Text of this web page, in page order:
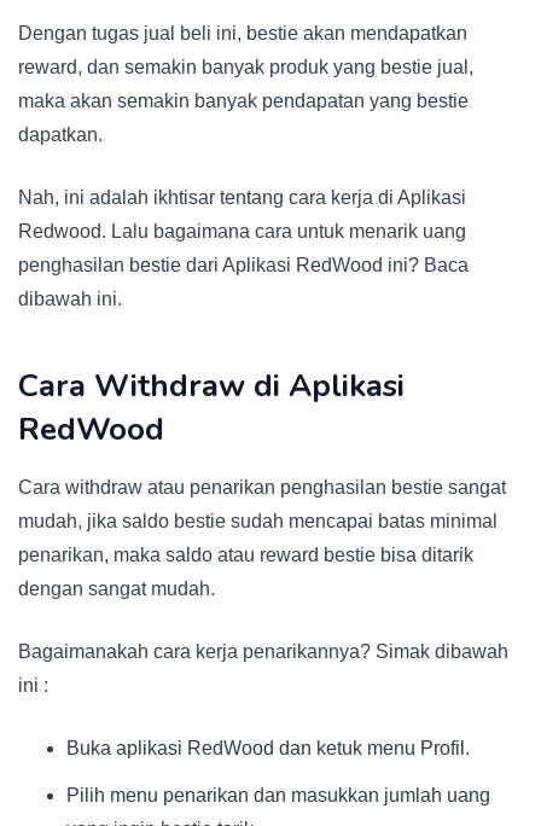
Dengan tugas jual beli ini, bestie akan mendapatkan
reward, dan semakin banyak produk yang bestie jual,
maka akan semakin banyak pendapatan yang bestie
dapatkan.
Nah, ini adalah ikhtisar tentang cara kerja di Aplikasi
Redwood. Lalu bagaimana cara untuk menarik uang
penghasilan bestie dari Aplikasi RedWood ini? Baca
dibawah ini.
Cara Withdraw di Aplikasi
RedWood
Cara withdraw atau penarikan penghasilan bestie sangat
mudah, jika saldo bestie sudah mencapai batas minimal
penarikan, maka saldo atau reward bestie bisa ditarik
dengan sangat mudah.
Bagaimanakah cara kerja penarikannya? Simak dibawah
ini :
Buka aplikasi RedWood dan ketuk menu Profil.
Pilih menu penarikan dan masukkan jumlah uang